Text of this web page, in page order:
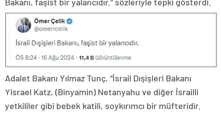
Bakanı, faşist bir yalancıdır.” sözleriyle tepki gösterdi.
Adalet Bakanı Yılmaz Tunç, “İsrail Dışişleri Bakanı
Yisrael Katz, (Binyamin) Netanyahu ve diğer İsrailli
yetkililer gibi bebek katili, soykırımcı bir müfteridir.